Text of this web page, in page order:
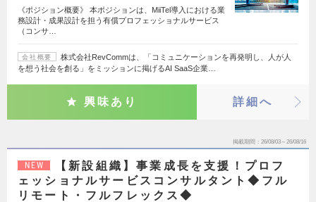
《ポジション概要》 本ポジションは、MiiTel導入における業
務設計・成果設計を担う有償プロフェッショナルサービス
（コンサ…
会社概要
株式会社RevCommは、「コミュニケーションを再発明し、人が人
を想う社会を創る」をミッションに掲げるAI SaaS企業…
興味あり 詳細へ
掲載期間 26/08/03～26/08/16
NEW
【新設組織】事業成長を支援！プロフ
ェッショナルサービスコンサルタント◆フル
リモート・フルフレックス◆